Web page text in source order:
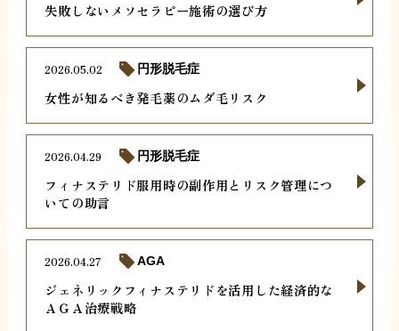
失敗しないメソセラピー施術の選び方
女性が知るべき発毛薬のムダ毛リスク
2026.05.02 円形脱毛症
フィナステリド服用時の副作用とリスク管理につ
いての助言
2026.04.29 円形脱毛症
ジェネリックフィナステリドを活用した経済的な
ＡＧＡ治療戦略
2026.04.27 AGA